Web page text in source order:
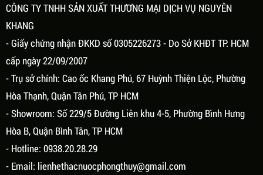
CÔNG TY TNHH SẢN XUẤT THƯƠNG MẠI DỊCH VỤ NGUYÊN
KHANG
- Giấy chứng nhận ĐKKD số 0305226273 - Do Sở KHĐT TP. HCM
cấp ngày 22/09/2007
- Trụ sở chính: Cao ốc Khang Phú, 67 Huỳnh Thiện Lộc, Phường
Hòa Thạnh, Quận Tân Phú, TP HCM
- Showroom: Số 229/5 Đường Liên khu 4-5, Phường Bình Hưng
Hòa B, Quận Bình Tân, TP HCM
- Hotline: 0938.20.28.29
- Email: lienhethacnuocphongthuy@gmail.com